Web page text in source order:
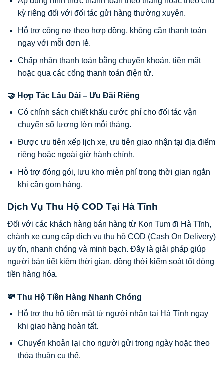
kỳ riêng đối với đối tác gửi hàng thường xuyên.
Hỗ trợ công nợ theo hợp đồng, không cần thanh toán
ngay với mỗi đơn lẻ.
Chấp nhận thanh toán bằng chuyển khoản, tiền mặt
hoặc qua các cổng thanh toán điện tử.
🤝 Hợp Tác Lâu Dài – Ưu Đãi Riêng
Có chính sách chiết khấu cước phí cho đối tác vận
chuyển số lượng lớn mỗi tháng.
Được ưu tiên xếp lịch xe, ưu tiên giao nhận tại địa điểm
riêng hoặc ngoài giờ hành chính.
Hỗ trợ đóng gói, lưu kho miễn phí trong thời gian ngắn
khi cần gom hàng.
Dịch Vụ Thu Hộ COD Tại Hà Tĩnh
Đối với các khách hàng bán hàng từ Kon Tum đi Hà Tĩnh,
chành xe cung cấp dịch vụ thu hộ COD (Cash On Delivery)
uy tín, nhanh chóng và minh bạch. Đây là giải pháp giúp
người bán tiết kiệm thời gian, đồng thời kiểm soát tốt dòng
tiền hàng hóa.
💸 Thu Hộ Tiền Hàng Nhanh Chóng
Hỗ trợ thu hộ tiền mặt từ người nhận tại Hà Tĩnh ngay
khi giao hàng hoàn tất.
Chuyển khoản lại cho người gửi trong ngày hoặc theo
thỏa thuận cụ thể.